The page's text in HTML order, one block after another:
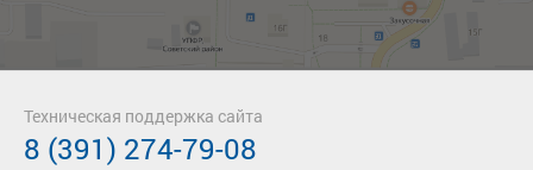
Техническая поддержка сайта
8 (391) 274-79-08